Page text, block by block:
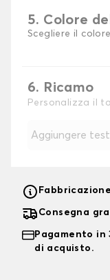
5. Colore
Scegliere il
6. Ricamo
Personalizza il
Aggiungere
Consegna
Pagamento
di acquisto.